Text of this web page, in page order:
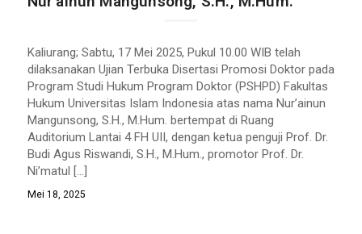
Kaliurang; Sabtu, 17 Mei 2025, Pukul 10.00 WIB telah
dilaksanakan Ujian Terbuka Disertasi Promosi Doktor pada
Program Studi Hukum Program Doktor (PSHPD) Fakultas
Hukum Universitas Islam Indonesia atas nama Nur’ainun
Mangunsong, S.H., M.Hum. bertempat di Ruang
Auditorium Lantai 4 FH UII, dengan ketua penguji Prof. Dr.
Budi Agus Riswandi, S.H., M.Hum., promotor Prof. Dr.
Ni’matul […]
Mei 18, 2025